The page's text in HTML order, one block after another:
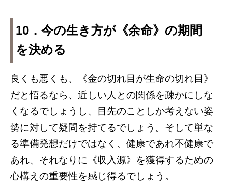
10．今の生き方が《余命》の期間
を決める
良くも悪くも、《金の切れ目が生命の切れ目》
だと悟るなら、近しい人との関係を疎かにしな
くなるでしょうし、目先のことしか考えない姿
勢に対して疑問を持てるでしょう。そして単な
る準備発想だけではなく、健康であれ不健康で
あれ、それなりに《収入源》を獲得するための
心構えの重要性を感じ得るでしょう。